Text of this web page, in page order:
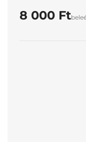
8 000 Ft